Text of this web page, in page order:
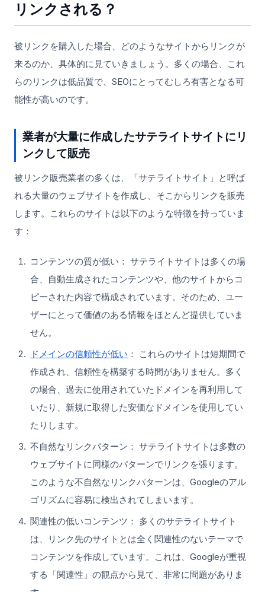
リンクされる？
被リンクを購入した場合、どのようなサイトからリンクが
来るのか、具体的に見ていきましょう。多くの場合、これ
らのリンクは低品質で、SEOにとってむしろ有害となる可
能性が高いのです。
業者が大量に作成したサテライトサイトにリ
ンクして販売
被リンク販売業者の多くは、「サテライトサイト」と呼ば
れる大量のウェブサイトを作成し、そこからリンクを販売
します。これらのサイトは以下のような特徴を持っていま
す：
コンテンツの質が低い： サテライトサイトは多くの場
合、自動生成されたコンテンツや、他のサイトからコ
ピーされた内容で構成されています。そのため、ユー
ザーにとって価値のある情報をほとんど提供していま
せん。
ドメインの信頼性が低い ： これらのサイトは短期間で
作成され、信頼性を構築する時間がありません。多く
の場合、過去に使用されていたドメインを再利用して
いたり、新規に取得した安価なドメインを使用してい
たりします。
不自然なリンクパターン： サテライトサイトは多数の
ウェブサイトに同様のパターンでリンクを張ります。
このような不自然なリンクパターンは、Googleのアル
ゴリズムに容易に検出されてしまいます。
関連性の低いコンテンツ： 多くのサテライトサイト
は、リンク先のサイトとは全く関連性のないテーマで
コンテンツを作成しています。これは、Googleが重視
する「関連性」の観点から見て、非常に問題がありま